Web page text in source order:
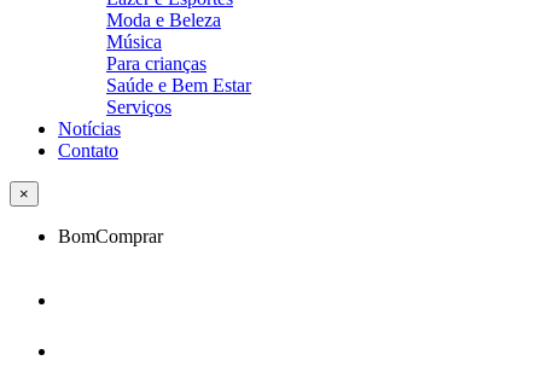
Moda e Beleza
Música
Para crianças
Saúde e Bem Estar
Serviços
Notícias
Contato
×
BomComprar